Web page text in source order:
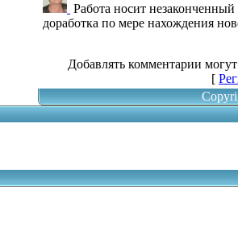
Работа носит незаконченный
доработка по мере нахождения
Добавлять комментарии
[